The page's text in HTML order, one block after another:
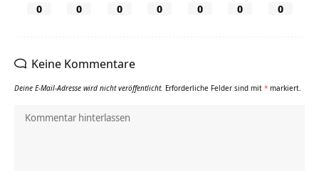
0 0 0 0 0 0 0
Keine Kommentare
Deine E-Mail-Adresse wird nicht veröffentlicht. Erforderliche Felder sind mit * markiert.